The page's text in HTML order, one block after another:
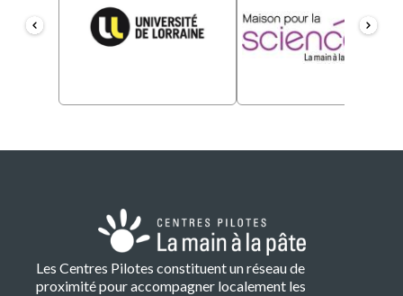
Les Centres Pilotes constituent un réseau de
proximité pour accompagner localement les